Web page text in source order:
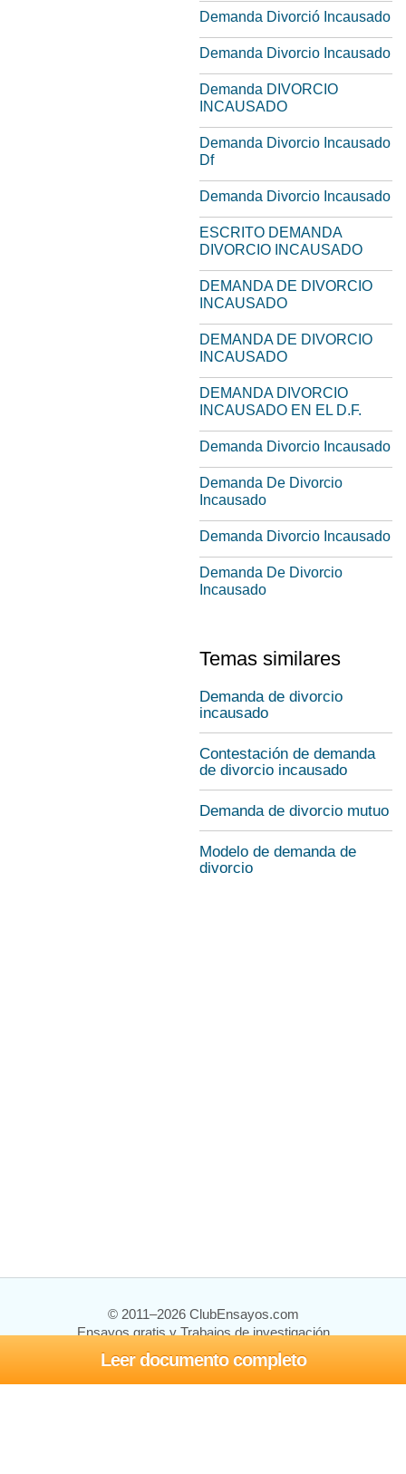
Leer documento completo
Demanda Divorció Incausado
Demanda Divorcio Incausado
Demanda DIVORCIO
INCAUSADO
Demanda Divorcio Incausado
Df
Demanda Divorcio Incausado
ESCRITO DEMANDA
DIVORCIO INCAUSADO
DEMANDA DE DIVORCIO
INCAUSADO
DEMANDA DE DIVORCIO
INCAUSADO
DEMANDA DIVORCIO
INCAUSADO EN EL D.F.
Demanda Divorcio Incausado
Demanda De Divorcio
Incausado
Demanda Divorcio Incausado
Demanda De Divorcio
Incausado
Temas similares
Demanda de divorcio
incausado
Contestación de demanda
de divorcio incausado
Demanda de divorcio mutuo
Modelo de demanda de
divorcio
© 2011–2026 ClubEnsayos.com
Ensayos gratis y Trabajos de investigación